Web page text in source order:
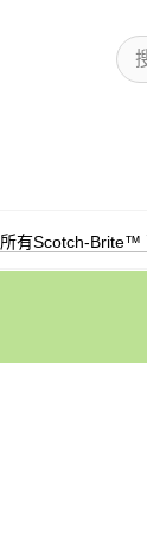
所有Scotch-